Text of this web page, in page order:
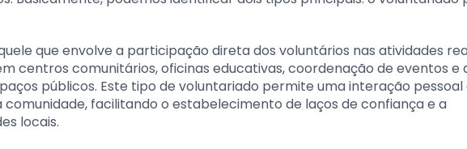
que envolve a participação direta dos voluntários nas atividades
centros comunitários, oficinas educativas, coordenação de eventos e
públicos. Este tipo de voluntariado permite uma interação pessoal
facilitando o estabelecimento de laços de confiança e a
locais.